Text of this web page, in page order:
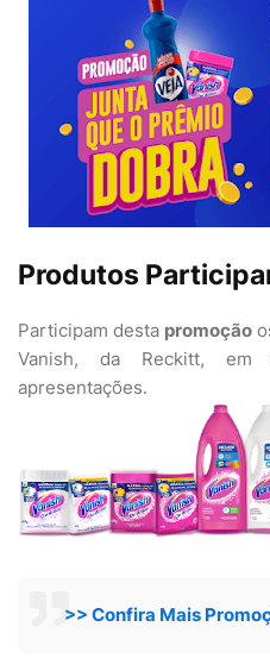
Produtos
Participam desta promoção
Vanish, da Reckitt, em
apresentações.
>> Confira Mais